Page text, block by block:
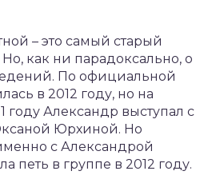
– это самый старый
как ни парадоксально, о
По официальной
в 2012 году, но на
году Александр выступал с
Юрхиной. Но
с Александрой
петь в группе в 2012 году.